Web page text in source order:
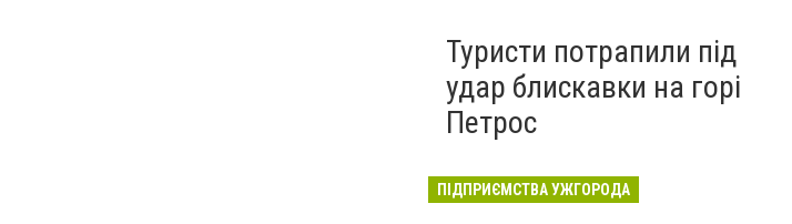
Туристи потрапили під
удар блискавки на горі
Петрос
ПІДПРИЄМСТВА УЖГОРОДА